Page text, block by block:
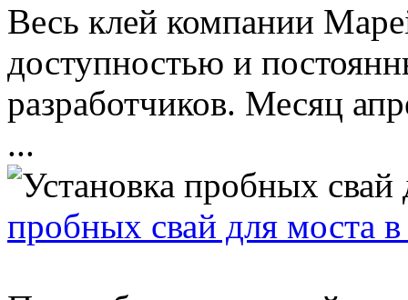
Весь клей компании
доступностью и
разработчиков. Месяц
...
пробных свай для моста